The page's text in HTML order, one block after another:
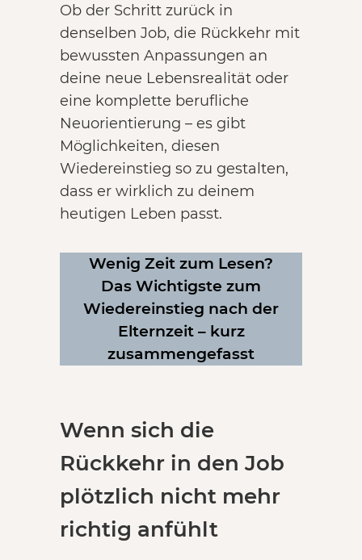
Ob der Schritt zurück in
denselben Job, die Rückkehr mit
bewussten Anpassungen an
deine neue Lebensrealität oder
eine komplette berufliche
Neuorientierung – es gibt
Möglichkeiten, diesen
Wiedereinstieg so zu gestalten,
dass er wirklich zu deinem
heutigen Leben passt.
Wenig Zeit zum Lesen?
Das Wichtigste zum
Wiedereinstieg nach der
Elternzeit – kurz
zusammengefasst
Wenn sich die
Rückkehr in den Job
plötzlich nicht mehr
richtig anfühlt